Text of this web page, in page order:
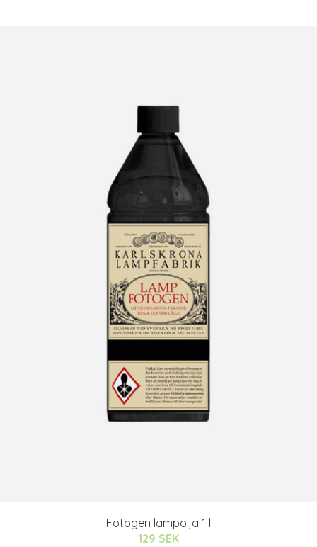
Fotogen lampolja 1 l
129 SEK